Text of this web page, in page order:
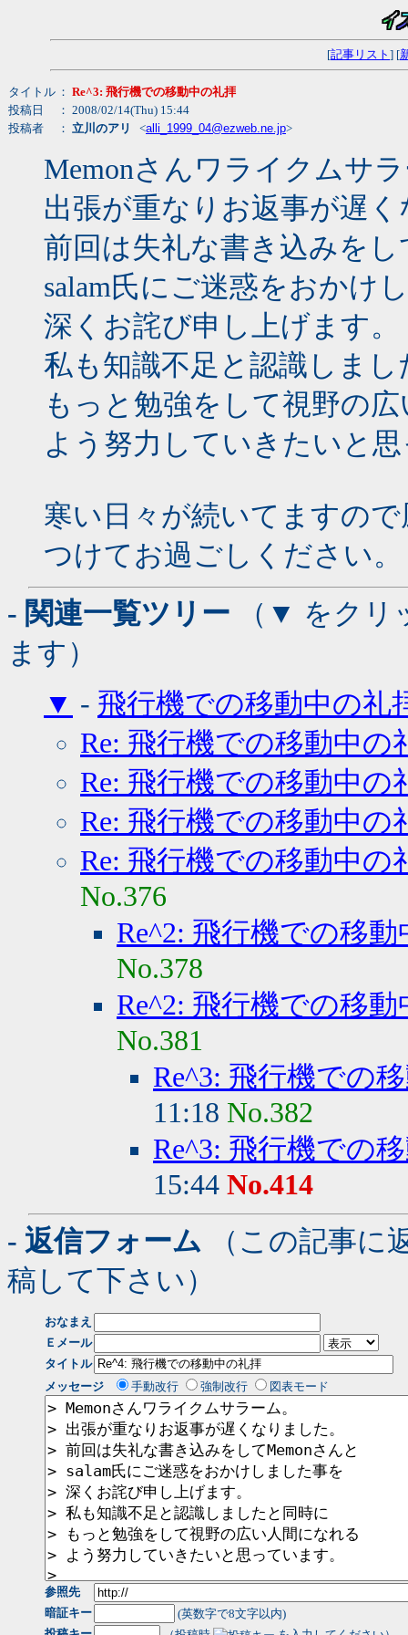
[記事リスト ] [
タイトル ： Re^3: 飛行機での移動中の礼拝
投稿日
： 2008/02/14(Thu) 15:44
投稿者
： 立川のアリ <alli_1999_04@ezweb.ne.jp>
Memonさんワライクムサ
出張が重なりお返事が遅
前回は失礼な書き込みをし
salam氏にご迷惑をおかけ
深くお詫び申し上げます。
私も知識不足と認識しまし
もっと勉強をして視野の
よう努力していきたいと
寒い日々が続いてますの
つけてお過ごしください。
- 関連一覧ツリー （▼ をクリ
ます）
▼ - 飛行機での移動中の礼
Re: 飛行機での移動中の
Re: 飛行機での移動中の
Re: 飛行機での移動中の
Re: 飛行機での移動中の
No.376
Re^2: 飛行機での移
No.378
Re^2: 飛行機での移
No.381
Re^3: 飛行機での
11:18 No.382
Re^3: 飛行機での
15:44 No.414
- 返信フォーム （この記事に
稿して下さい）
おなまえ
Ｅメール
タイトル
メッセージ
手動改行 強制改行 図表モード
参照先
暗証キー
(英数字で8文字以内)